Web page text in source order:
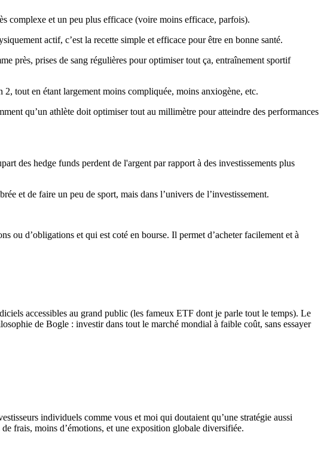
complexe et un peu plus efficace (voire moins efficace, parfois).
actif, c’est la recette simple et efficace pour être en bonne santé.
près, prises de sang régulières pour optimiser tout ça, entraînement sportif
2, tout en étant largement moins compliquée, moins anxiogène, etc.
qu’un athlète doit optimiser tout au millimètre pour atteindre des performances
des hedge funds perdent de l'argent par rapport à des investissements plus
et de faire un peu de sport, mais dans l’univers de l’investissement.
ou d’obligations et qui est coté en bourse. Il permet d’acheter facilement et à
accessibles au grand public (les fameux ETF dont je parle tout le temps). Le
de Bogle : investir dans tout le marché mondial à faible coût, sans essayer
individuels comme vous et moi qui doutaient qu’une stratégie aussi
frais, moins d’émotions, et une exposition globale diversifiée.